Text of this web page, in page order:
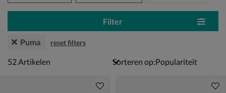
Filter
Puma reset filters
52 artikelen
52Artikelen Sorteren op: